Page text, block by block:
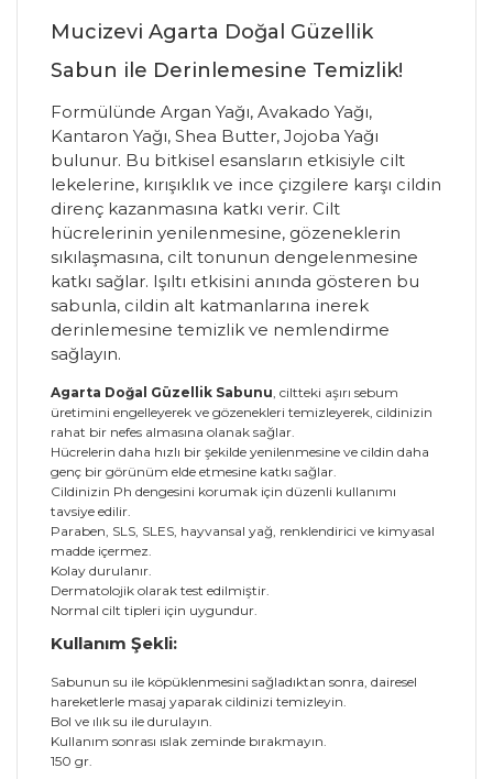
Mucizevi Agarta Doğal Güzellik
Sabun ile Derinlemesine Temizlik!
Formülünde Argan Yağı, Avakado Yağı,
Kantaron Yağı, Shea Butter, Jojoba Yağı
bulunur. Bu bitkisel esansların etkisiyle cilt
lekelerine, kırışıklık ve ince çizgilere karşı cildin
direnç kazanmasına katkı verir. Cilt
hücrelerinin yenilenmesine, gözeneklerin
sıkılaşmasına, cilt tonunun dengelenmesine
katkı sağlar. Işıltı etkisini anında gösteren bu
sabunla, cildin alt katmanlarına inerek
derinlemesine temizlik ve nemlendirme
sağlayın.
Agarta Doğal Güzellik Sabunu , ciltteki aşırı sebum
üretimini engelleyerek ve gözenekleri temizleyerek, cildinizin
rahat bir nefes almasına olanak sağlar.
Hücrelerin daha hızlı bir şekilde yenilenmesine ve cildin daha
genç bir görünüm elde etmesine katkı sağlar.
Cildinizin Ph dengesini korumak için düzenli kullanımı
tavsiye edilir.
Paraben, SLS, SLES, hayvansal yağ, renklendirici ve kimyasal
madde içermez.
Kolay durulanır.
Dermatolojik olarak test edilmiştir.
Normal cilt tipleri için uygundur.
Kullanım Şekli:
Sabunun su ile köpüklenmesini sağladıktan sonra, dairesel
hareketlerle masaj yaparak cildinizi temizleyin.
Bol ve ılık su ile durulayın.
Kullanım sonrası ıslak zeminde bırakmayın.
150 gr.